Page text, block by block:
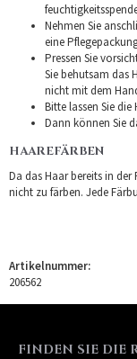
Nehmen Sie
eine
Pressen Sie
Sie behutsam das
nicht mit dem
Bitte lassen Sie
Dann können Sie
HAAREFÄRBEN
Da das Haar bereits in
nicht zu färben. Jede
Artikelnummer:
206562
FINDEN SIE DIE